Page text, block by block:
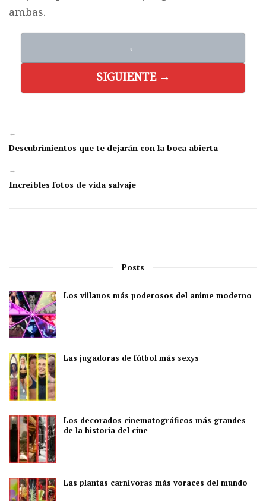
ambas.
←
SIGUIENTE →
←
Descubrimientos que te dejarán con la boca abierta
→
Increíbles fotos de vida salvaje
Posts
Los villanos más poderosos del anime moderno
Las jugadoras de fútbol más sexys
Los decorados cinematográficos más grandes
de la historia del cine
Las plantas carnívoras más voraces del mundo